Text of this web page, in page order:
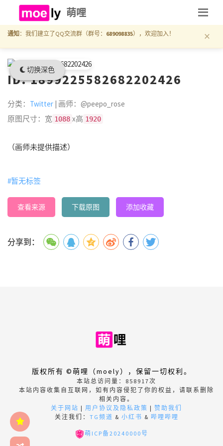
切换深色
萌哩
通知 ：我们建立了QQ交流群（群号： 689098835），欢迎加入！ ×
ID: 1899225582682202426
分类： Twitter | 画师：@peepo_rose
原图尺寸：宽 1088 x高 1920
（画师未提供描述）
#暂无标签
查看来源 下载原图 添加收藏
分享到：
版权所有 ©萌哩（moely），保留一切权利。
本站总访问量： 858917次
本站内容收集自互联网，如有内容侵犯了你的权益，请联系删除
相关内容。
关于网站 | 用户协议及隐私政策 | 赞助我们
关注我们： TG频道 & 小红书 & 哔哩哔哩
萌ICP备20240000号